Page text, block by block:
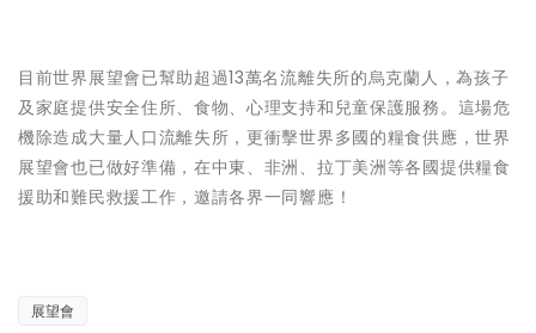
目前世界展望會已幫助超過13萬名流離失所的烏克蘭人，為孩子
及家庭提供安全住所、食物、心理支持和兒童保護服務。這場危
機除造成大量人口流離失所，更衝擊世界多國的糧食供應，世界
展望會也已做好準備，在中東、非洲、拉丁美洲等各國提供糧食
援助和難民救援工作，邀請各界一同響應！
展望會